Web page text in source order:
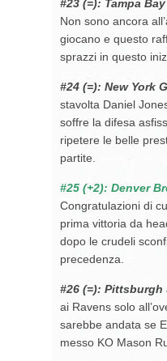
#23 (=): Tampa
Non sono ancora
giocano e questo
sprazzi in questo
#24 (=): New York
stavolta Daniel
soffre la difesa
ripetere le belle
partite.
#25 (+2): Denver
Congratulazioni di
prima vittoria da
dopo le crudeli
precedenza.
#26 (=): Pittsburgh
ai Ravens solo
sarebbe andata se
messo KO Mason